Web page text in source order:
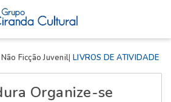
Não Ficção Juvenil LIVROS DE ATIVIDADE
Organize-se